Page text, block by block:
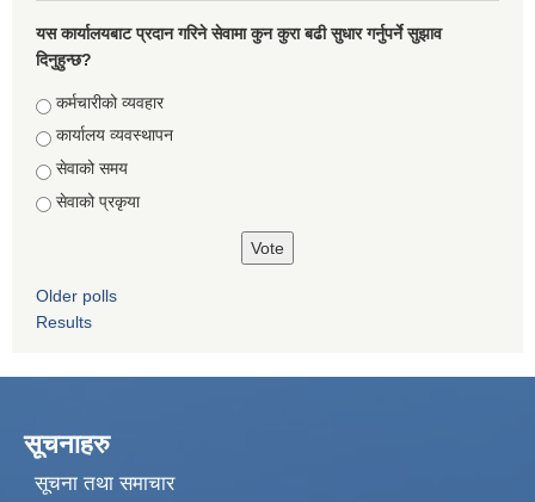
यस कार्यालयबाट प्रदान गरिने सेवामा कुन कुरा बढी सुधार गर्नुपर्ने सुझाव
दिनुहुन्छ?
Choices
कर्मचारीको व्यवहार
कार्यालय व्यवस्थापन
सेवाको समय
सेवाको प्रकृया
Older polls
Results
सूचनाहरु
सूचना तथा समाचार